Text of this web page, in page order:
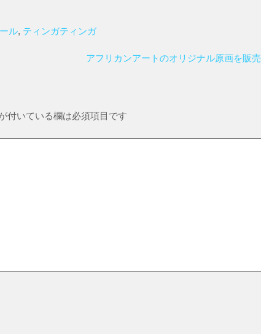
ル, ティンガティンガ
アフリカンアートのオリジナル原画を販売
付いている欄は必須項目です